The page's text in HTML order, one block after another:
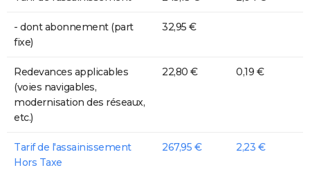
- dont abonnement (part
fixe)
32,95 €
Redevances applicables
(voies navigables,
modernisation des réseaux,
etc.)
22,80 € 0,19 €
Tarif de l'assainissement
Hors Taxe
267,95 € 2,23 €